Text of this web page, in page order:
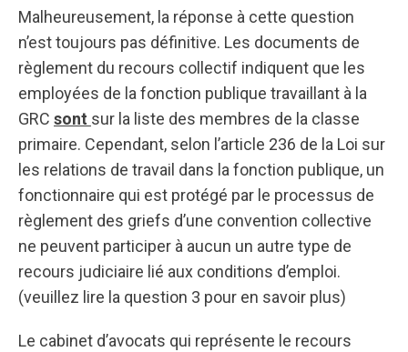
Malheureusement, la réponse à cette question
n’est toujours pas définitive. Les documents de
règlement du recours collectif indiquent que les
employées de la fonction publique travaillant à la
GRC sont sur la liste des membres de la classe
primaire. Cependant, selon l’article 236 de la Loi sur
les relations de travail dans la fonction publique, un
fonctionnaire qui est protégé par le processus de
règlement des griefs d’une convention collective
ne peuvent participer à aucun un autre type de
recours judiciaire lié aux conditions d’emploi.
(veuillez lire la question 3 pour en savoir plus)
Le cabinet d’avocats qui représente le recours